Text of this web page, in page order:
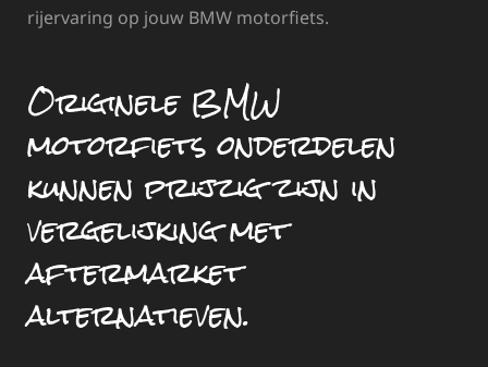
rijervaring op jouw BMW motorfiets.
Originele BMW
motorfiets onderdelen
kunnen prijzig zijn in
vergelijking met
aftermarket
alternatieven.